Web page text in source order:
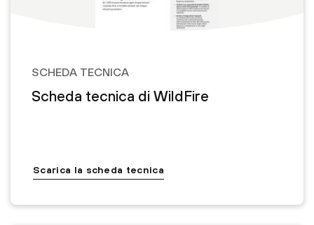
SCHEDA TECNICA
Scheda tecnica di WildFire
Scarica la scheda tecnica